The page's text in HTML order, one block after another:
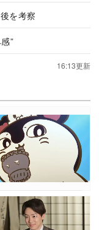
を考察
”
16:13更新